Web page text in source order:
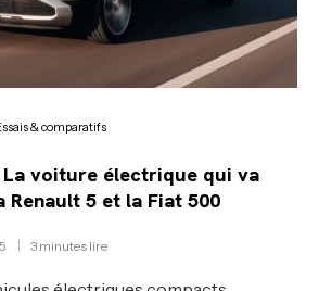
& comparatifs
La voiture électrique qui va
5 et la Fiat 500
3 minutes lire